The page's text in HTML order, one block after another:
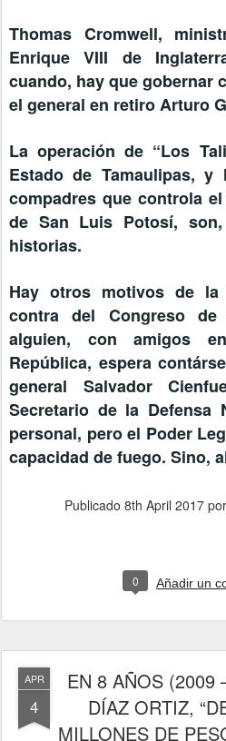
Thomas Cromwell,
Enrique VIII de
cuando, hay que gobernar
el general en retiro Arturo
La operación de “Los
Estado de Tamaulipas,
compadres que controla
de San Luis Potosí,
historias.
Hay otros motivos de
contra del Congreso
alguien, con amigos
República, espera
general Salvador
Secretario de la Defensa
personal, pero el Poder
capacidad de fuego. Sino,
Publicado 8th April 2017por
0 Añadir un
APR
4
EN 8 AÑOS (2009
DÍAZ ORTIZ,
MILLONES DE